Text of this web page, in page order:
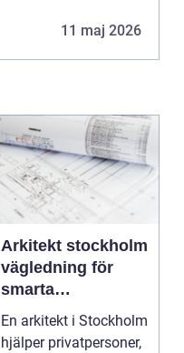
11 maj 2026
Arkitekt stockholm
vägledning för
smarta
byggprojekt
En arkitekt i Stockholm
hjälper privatpersoner,